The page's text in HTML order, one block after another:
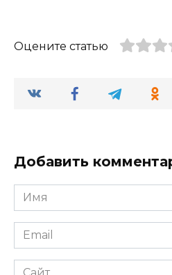
Оцените статью
Добавить
Имя
*
Email
*
Сайт